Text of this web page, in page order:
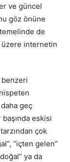
ve güncel
göz önüne
de
üzere internetin
benzeri
geç
eskisi
çok
“içten gelen”
ya da